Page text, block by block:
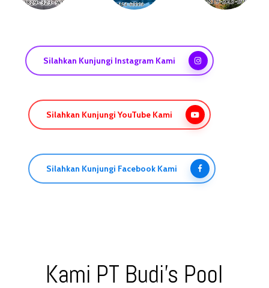
Silahkan Kunjungi Instagram Kami
Silahkan Kunjungi YouTube Kami
Silahkan Kunjungi Facebook Kami
Kami PT Budi’s Pool